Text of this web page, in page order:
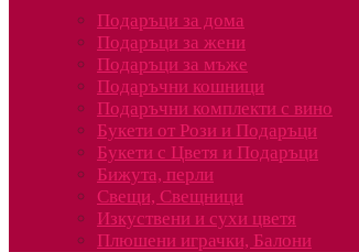
Подаръци за дома
Подаръци за жени
Подаръци за мъже
Подаръчни кошници
Подаръчни комплекти с вино
Букети от Рози и Подаръци
Букети с Цветя и Подаръци
Бижута, перли
Свещи, Свещници
Изкуствени и сухи цветя
Плюшени играчки, Балони